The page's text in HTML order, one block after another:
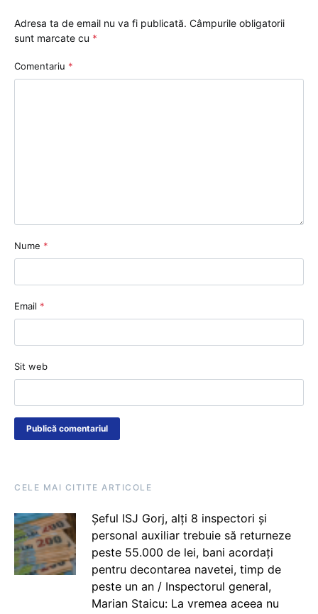
Adresa ta de email nu va fi publicată. Câmpurile obligatorii
sunt marcate cu *
Comentariu *
Nume *
Email *
Sit web
CELE MAI CITITE ARTICOLE
Șeful ISJ Gorj, alți 8 inspectori și
personal auxiliar trebuie să returneze
peste 55.000 de lei, bani acordați
pentru decontarea navetei, timp de
peste un an / Inspectorul general,
Marian Staicu: La vremea aceea nu